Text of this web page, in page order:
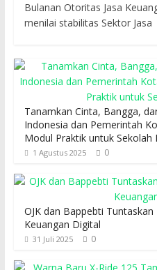
Bulanan Otoritas Jasa
menilai stabilitas Sektor Jasa
Tanamkan Cinta, Bangga,
Indonesia dan Pemerintah
Modul Praktik untuk Sekolah
1 Agustus 2025 0
OJK dan Bappebti
Keuangan Digital
31 Juli 2025 0